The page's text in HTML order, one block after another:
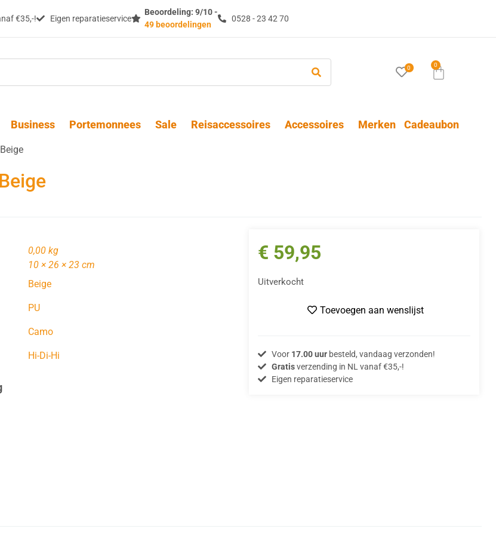
€35,-! Eigen reparatieservice
Beoordeling: 9/10 -
49 beoordelingen
0528 - 23 42 70
0 0
Business Portemonnees Sale Reisaccessoires Accessoires Merken Cadeaubon
0,00 kg
10 × 26 × 23 cm
Beige
PU
Camo
Hi-Di-Hi
€ 59,95
Uitverkocht
Toevoegen aan wenslijst
Voor 17.00 uurbesteld, vandaag verzonden!
Gratisverzending in NL vanaf €35,-!
Eigen reparatieservice